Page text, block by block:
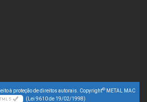
à proteção de direitos autorais. Copyright© METAL MAC
(Lei 9610 de 19/02/1998)